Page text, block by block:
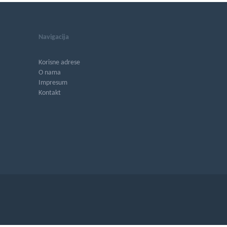
Navigacija
Korisne adrese
O nama
Impresum
Kontakt